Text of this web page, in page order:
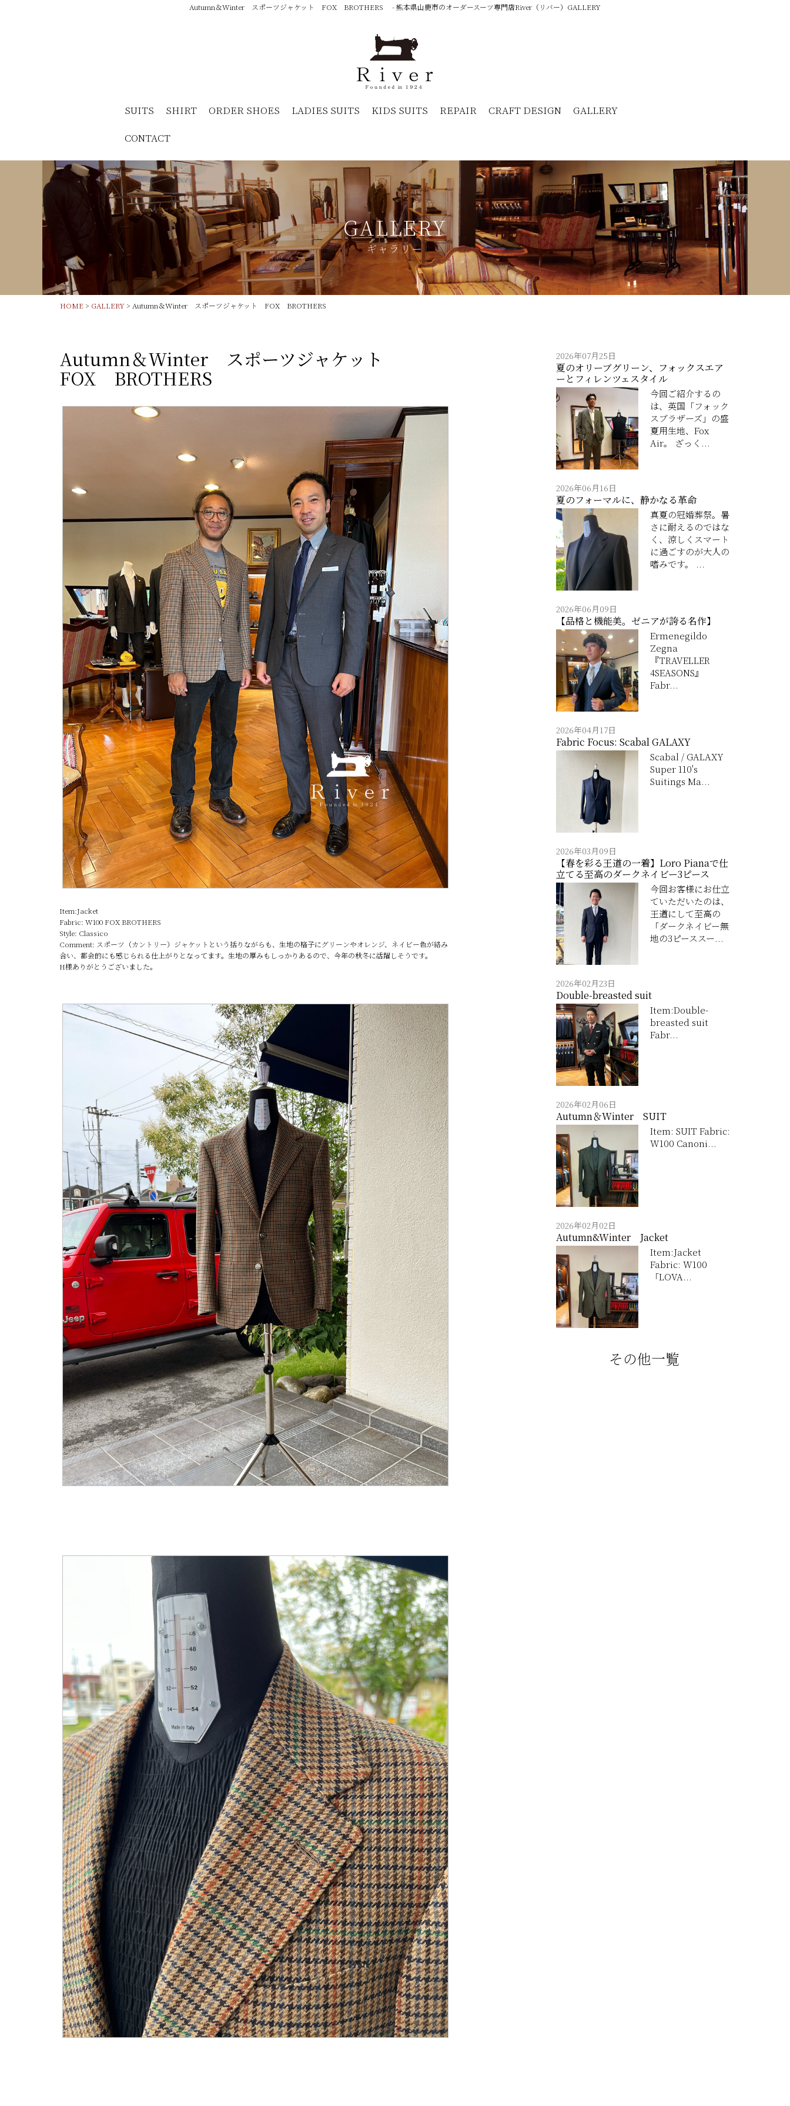
Autumn＆Winter スポーツジャケット FOX BROTHERS - 熊本県山鹿市のオーダースーツ専門店River（リバー）GALLERY
SUITS SHIRT ORDER SHOES LADIES SUITS KIDS SUITS REPAIR CRAFT DESIGN GALLERY
CONTACT
GALLERY
ギャラリー
HOME > GALLERY > Autumn＆Winter スポーツジャケット FOX BROTHERS
Autumn＆Winter スポーツジャケット
FOX BROTHERS
Item:Jacket
Fabric: W100 FOX BROTHERS
Style: Classico
Comment: スポーツ（カントリー）ジャケットという括りながらも、生地の格子にグリーンやオレンジ、ネイビー色が絡み
合い、都会的にも感じられる仕上がりとなってます。生地の厚みもしっかりあるので、今年の秋冬に活躍しそうです。
H様ありがとうございました。
2026年07月25日
夏のオリーブグリーン、フォックスエア
ーとフィレンツェスタイル
今回ご紹介するの
は、英国「フォック
スブラザーズ」の盛
夏用生地、Fox
Air。 ざっく...
2026年06月16日
夏のフォーマルに、静かなる革命
真夏の冠婚葬祭。暑
さに耐えるのではな
く、涼しくスマート
に過ごすのが大人の
嗜みです。 ...
2026年06月09日
【品格と機能美。ゼニアが誇る名作】
Ermenegildo
Zegna
『TRAVELLER
4SEASONS』
Fabr...
2026年04月17日
Fabric Focus: Scabal GALAXY
Scabal / GALAXY
Super 110's
Suitings Ma...
2026年03月09日
【春を彩る王道の一着】Loro Pianaで仕
立てる至高のダークネイビー3ピース
今回お客様にお仕立
ていただいたのは、
王道にして至高の
「ダークネイビー無
地の3ピーススー...
2026年02月23日
Double-breasted suit
Item:Double-
breasted suit
Fabr...
2026年02月06日
Autumn＆Winter SUIT
Item: SUIT Fabric:
W100 Canoni...
2026年02月02日
Autumn&Winter Jacket
Item:Jacket
Fabric: W100
「LOVA...
その他一覧